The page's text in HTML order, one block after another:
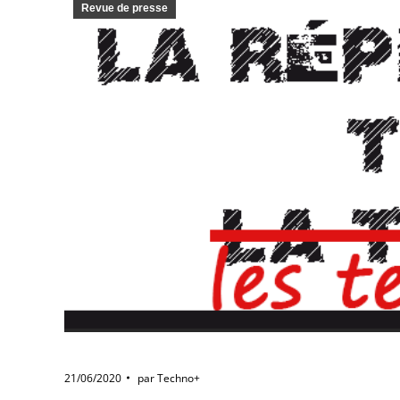
Revue de presse
21/06/2020 parTechno+